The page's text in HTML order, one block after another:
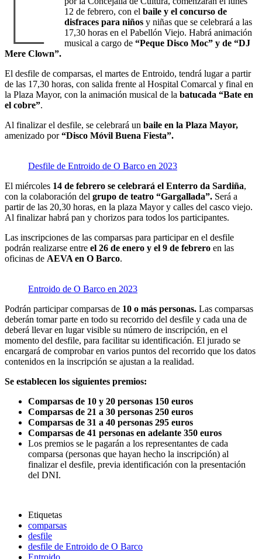
12 de febrero, con elbaile y el concurso de
disfraces para niños y niñas que se celebrará a las
17,30 horas en el Pabellón Viejo. Habrá animación
musical a cargo de“Peque Disco Moc” y de “DJ
Mere Clown”.
El desfile de comparsas, el martes de Entroido, tendrá lugar a partir
de las 17,30 horas, con salida frente al Hospital Comarcal y final en
la Plaza Mayor, con la animación musical de la batucada “Bate en
el cobre”.
Al finalizar el desfile, se celebrará un baile en la Plaza Mayor,
amenizado por“Disco Móvil Buena Fiesta”.
Desfile de Entroido de O Barco en 2023
El miércoles 14 de febrero se celebrará el Enterro da Sardiña,
con la colaboración del grupo de teatro “Gargallada”. Será a
partir de las 20,30 horas, en la plaza Mayor y calles del casco viejo.
Al finalizar habrá pan y chorizos para todos los participantes.
Las inscripciones de las comparsas para participar en el desfile
podrán realizarse entre el 26 de enero y el 9 de febrero en las
oficinas de AEVA en O Barco.
Entroido de O Barco en 2023
Podrán participar comparsas de 10 o más personas. Las comparsas
deberán tomar parte en todo su recorrido del desfile y cada una de
deberá llevar en lugar visible su número de inscripción, en el
momento del desfile, para facilitar su identificación. El jurado se
encargará de comprobar en varios puntos del recorrido que los datos
contenidos en la inscripción se ajustan a la realidad.
Se establecen los siguientes premios:
Comparsas de 10 y 20 personas 150 euros
Comparsas de 21 a 30 personas 250 euros
Comparsas de 31 a 40 personas 295 euros
Comparsas de 41 personas en adelante 350 euros
Los premios se le pagarán a los representantes de cada
comparsa (personas que hayan hecho la inscripción) al
finalizar el desfile, previa identificación con la presentación
del DNI.
Etiquetas
comparsas
desfile
desfile de Entroido de O Barco
Entroido